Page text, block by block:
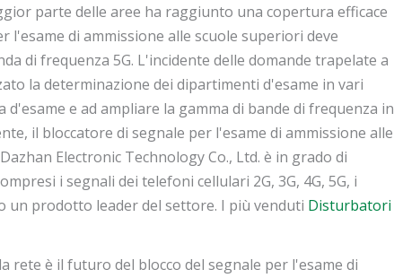
parte delle aree ha raggiunto una copertura efficace
l'esame di ammissione alle scuole superiori deve
di frequenza 5G. L'incidente delle domande trapelate a
la determinazione dei dipartimenti d'esame in vari
e ad ampliare la gamma di bande di frequenza in
il bloccatore di segnale per l'esame di ammissione alle
Electronic Technology Co., Ltd. è in grado di
i segnali dei telefoni cellulari 2G, 3G, 4G, 5G, i
un prodotto leader del settore. I più venduti Disturbatori
è il futuro del blocco del segnale per l'esame di